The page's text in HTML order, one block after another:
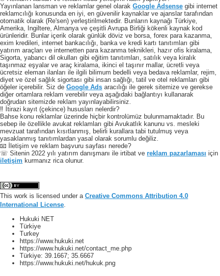
Yayınlanan lansman ve reklamlar genel olarak Google Adsense gibi internet
reklamcılığı konusunda en iyi, en güvenilir kaynaklar ve ajanslar tarafından
otomatik olarak (Re'sen) yerleştirilmektedir. Bunların kaynağı Türkiye,
Amerika, Ingiltere, Almanya ve çeşitli Avrupa Birliği kökenli kaynak kod
ürünleridir. Bunlar içerik olarak günlük döviz ve borsa, forex para kazanma,
exim kredileri, internet bankacılığı, banka ve kredi kartı tanıtımları gibi
yatırım araçları ve internetten para kazanma teknikleri, hazır ofis kiralama,
Sigorta, yabancı dil okulları gibi eğitim tanıtımları, satılık veya kiralık
taşınmaz eşyalar ve araç kiralama, ikinci el taşınır mallar, ücretli veya
ücretsiz eleman ilanları ile ilgili bilimum bedelli veya bedava reklamlar, rejim,
diyet ve özel sağlık sigortası gibi insan sağlığı, tatil ve otel reklamları gibi
öğeler içerebilir. Siz de Google Ads aracılığı ile gerek sitemize ve gerekse
diğer ortamlara reklam verebilir veya aşağıdaki bağlantıyı kullanarak
doğrudan sitemizde reklam yayınlayabilirsiniz.
‼️ İtirazi kayıt (çekince) hususları nelerdir?
Bahse konu reklamlar üzerinde hiçbir kontrolümüz bulunmamaktadır. Bu
sebep ile özellikle avukat reklamları gibi Avukatlık kanunu vs. mesleki
mevzuat tarafından kısıtlanmış, belirli kurallara tabi tutulmuş veya
yasaklanmış tanıtımlardan yasal olarak sorumlu değiliz.
📧 İletişim ve reklam başvuru sayfası nerede?
☏ Sitenin 2022 yılı yatırım danışmanı ile irtibat ve reklam pazarlaması için
iletişim kurmanız rica olunur.
This work is licensed under a Creative Commons Attribution 4.0
International License.
Hukuki NET
Türkiye
Turkey
https://www.hukuki.net
https://www.hukuki.net/contact_me.php
Türkiye: 39.1667; 35.6667
https://www.hukuki.net/hukuk.png